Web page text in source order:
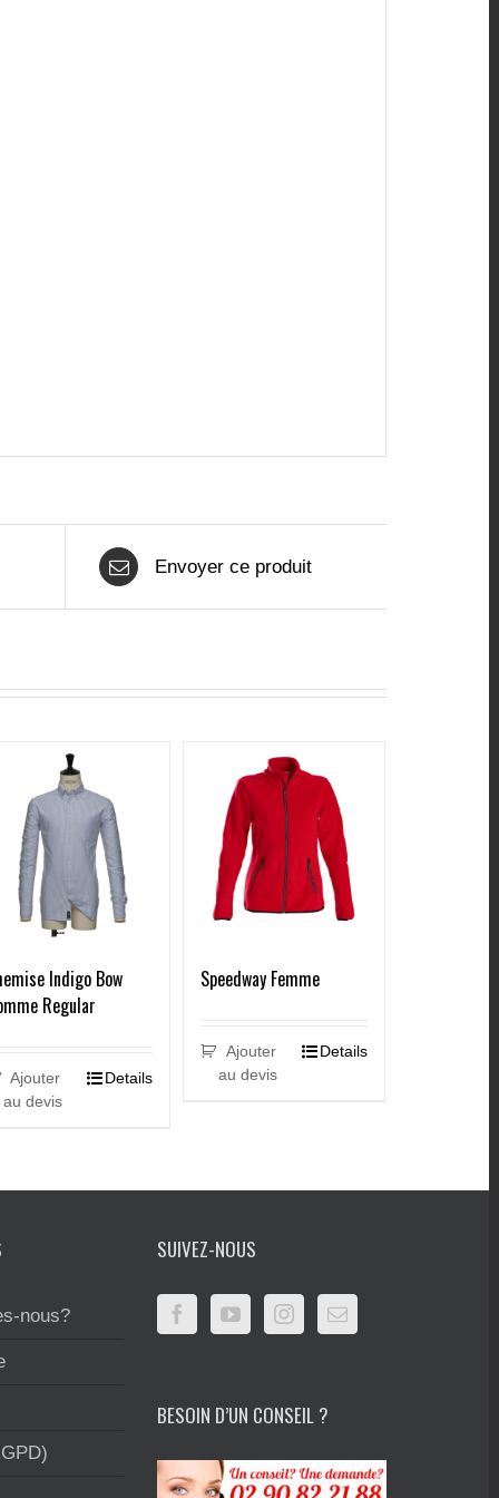
Envoyer ce produit
Indigo Bow
Regular
Ajouter
au devis
Details
Speedway Femme
Ajouter
au devis
Details
nous?
SUIVEZ-NOUS
BESOIN D’UN CONSEIL ?